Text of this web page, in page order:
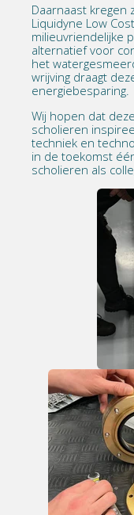
Daarnaast kregen
Liquidyne Low
milieuvriendelijke
alternatief voor
het
wrijving draagt
energiebesparing.
Wij hopen dat
scholieren
techniek en
in de toekomst
scholieren als